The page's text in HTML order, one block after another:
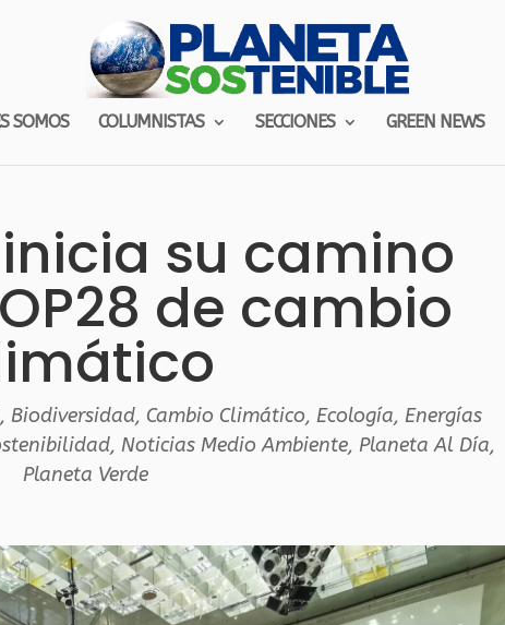
SOMOS COLUMNISTAS SECCIONES GREEN NEWS
su camino
de cambio
, Biodiversidad, Cambio Climático,Ecología,Energías
,Noticias Medio Ambiente,Planeta Al Día,
Planeta Verde